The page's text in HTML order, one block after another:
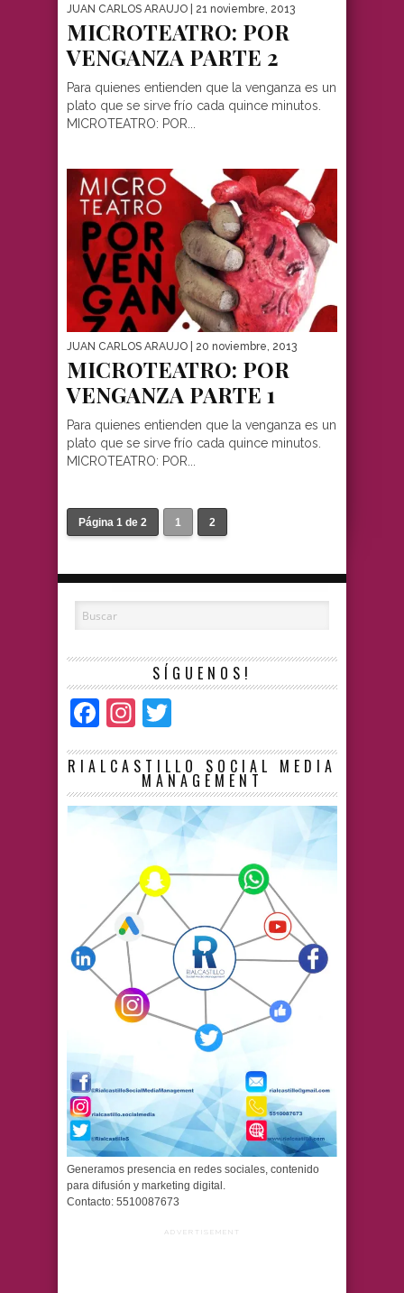
JUAN CARLOS ARAUJO | 21 noviembre, 2013
MICROTEATRO: POR
VENGANZA PARTE 2
Para quienes entienden que la venganza es un
plato que se sirve frío cada quince minutos.
MICROTEATRO: POR...
JUAN CARLOS ARAUJO | 20 noviembre, 2013
MICROTEATRO: POR
VENGANZA PARTE 1
Para quienes entienden que la venganza es un
plato que se sirve frío cada quince minutos.
MICROTEATRO: POR...
Página 1 de 2 1 2
SÍGUENOS!
Facebook
Instagram
RIALCASTILLO SOCIAL MEDIA
MANAGEMENT
Generamos presencia en redes sociales, contenido
para difusión y marketing digital.
Contacto: 5510087673
ADVERTISEMENT